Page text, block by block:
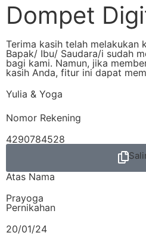
Dompet
Terima kasih telah melakukan
Bapak/ Ibu/ Saudara/i sudah
bagi kami. Namun, jika
kasih Anda, fitur ini dapat
Yulia & Yoga
Nomor Rekening
4290784528
Atas Nama
Prayoga
Pernikahan
20/01/24